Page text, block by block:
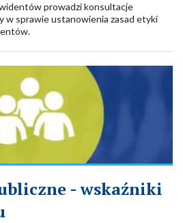
prowadzi konsultacje
w sprawie ustanowienia zasad etyki
- wskaźniki